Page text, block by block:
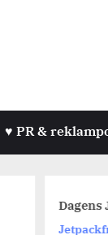
♥ PR &
Dagens
Jetpackfråga